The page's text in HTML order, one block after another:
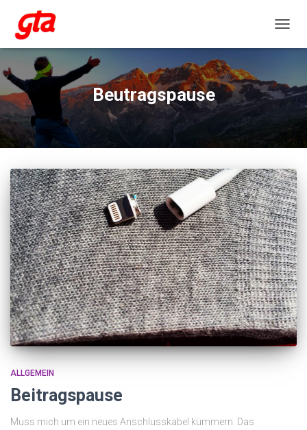
Beutragspause
ALLGEMEIN
Beitragspause
Muss mich um ein neues Anschlusskabel kümmern. Das